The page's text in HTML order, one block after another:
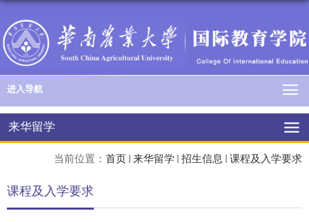
进入导航
来华留学
当前位置： 首页 来华留学 招生信息 课程及入学要求
课程及入学要求